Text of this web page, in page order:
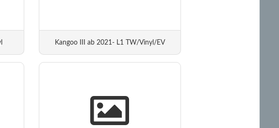
Kangoo III ab 2021- L1 TW/Vinyl/EV